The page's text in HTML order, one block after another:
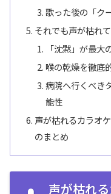
歌った後の「ク
それでも声が枯れ
「沈黙」が最
喉の乾燥を徹底
病院へ行くべき
能性
声が枯れるカラオ
のまとめ
声が枯れ